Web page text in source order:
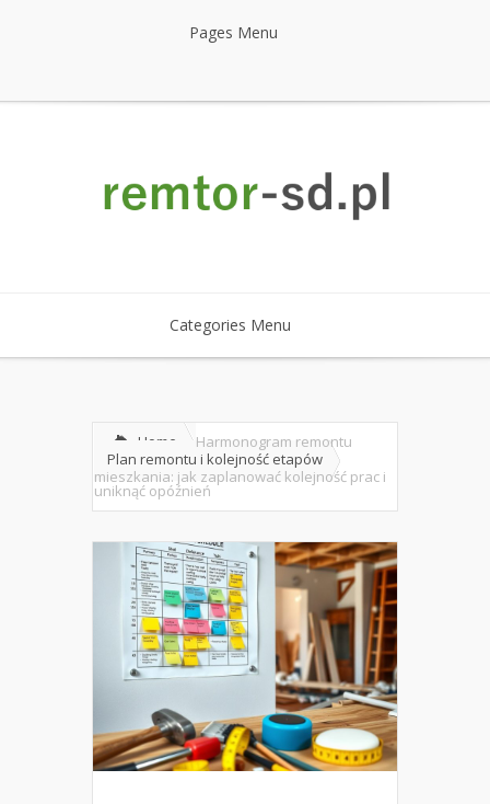
Pages Menu
Categories Menu
Home
Plan remontu i kolejność etapów
Harmonogram remontu
mieszkania: jak zaplanować kolejność prac i
uniknąć opóźnień